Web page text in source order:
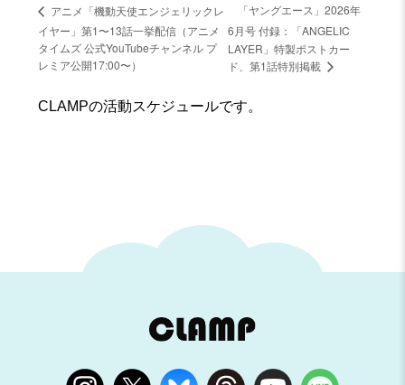
アニメ「機動天使エンジェリックレ
イヤー」第1〜13話一挙配信（アニメ
タイムズ 公式YouTubeチャンネル プ
レミア公開17:00〜）
「ヤングエース」2026年
6月号 付録：「ANGELIC
LAYER」特製ポストカー
ド、第1話特別掲載
CLAMPの活動スケジュールです。